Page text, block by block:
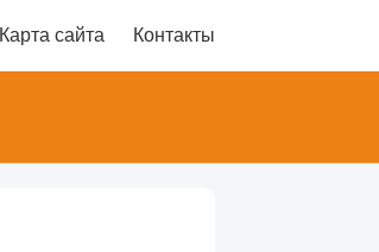
Карта сайта Контакты